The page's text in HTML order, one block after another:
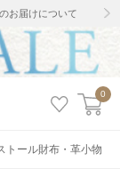
お届けについて
0
トール財布・革小物